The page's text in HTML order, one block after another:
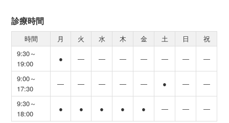
診療時間
時間 月 火 水 木 金 土 日
祝
9:30～
19:00
● ― ― ― ― ― ― ―
9:00～
17:30
― ― ― ― ― ● ― ―
9:30～
18:00
● ● ● ● ● ― ― ―